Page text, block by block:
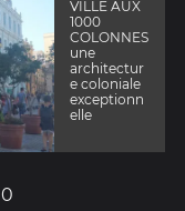
VILLE AUX
1000
COLONNES
une
architectur
e coloniale
exceptionn
elle
0